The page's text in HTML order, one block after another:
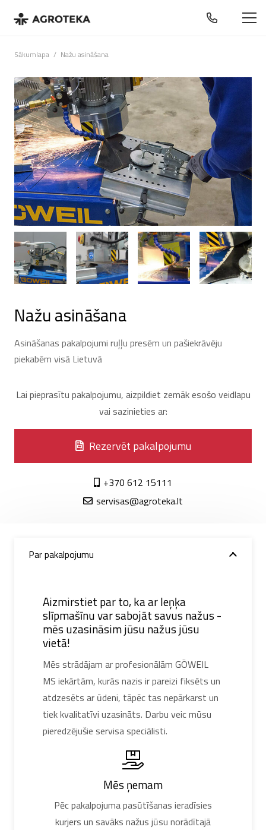
Sākumlapa / Nažu asināšana
Nažu asināšana
Asināšanas pakalpojumi ruļļu presēm un pašiekrāvēju
piekabēm visā Lietuvā
Lai pieprasītu pakalpojumu, aizpildiet zemāk esošo veidlapu
vai sazinieties ar:
Rezervēt pakalpojumu
+370 612 15111
servisas@agroteka.lt
Par pakalpojumu
Aizmirstiet par to, ka ar leņķa
slīpmašīnu var sabojāt savus nažus -
mēs uzasināsim jūsu nažus jūsu
vietā!
Mēs strādājam ar profesionālām GÖWEIL
MS iekārtām, kurās nazis ir pareizi fiksēts un
atdzesēts ar ūdeni, tāpēc tas nepārkarst un
tiek kvalitatīvi uzasināts. Darbu veic mūsu
pieredzējušie servisa speciālisti.
Mēs ņemam
Pēc pakalpojuma pasūtīšanas ieradīsies
kurjers un savāks nažus jūsu norādītajā